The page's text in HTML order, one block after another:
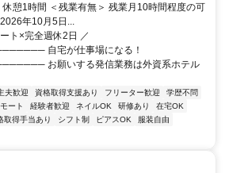
休憩1時間 ＜残業有無＞ 残業月10時間程度の可
年10月5日...
ト×完全週休2日 ／
自宅が仕事場になる！
お願いする発信業務は外資系ホテル
夫歓迎 資格取得支援あり フリーター歓迎
学歴不問
ート 経験者歓迎 ネイルOK 研修あり
在宅OK
取得手当あり シフト制 ピアスOK
服装自由